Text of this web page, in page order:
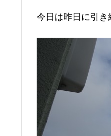
今日は昨日に引き